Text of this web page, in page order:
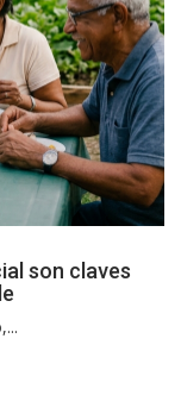
son claves